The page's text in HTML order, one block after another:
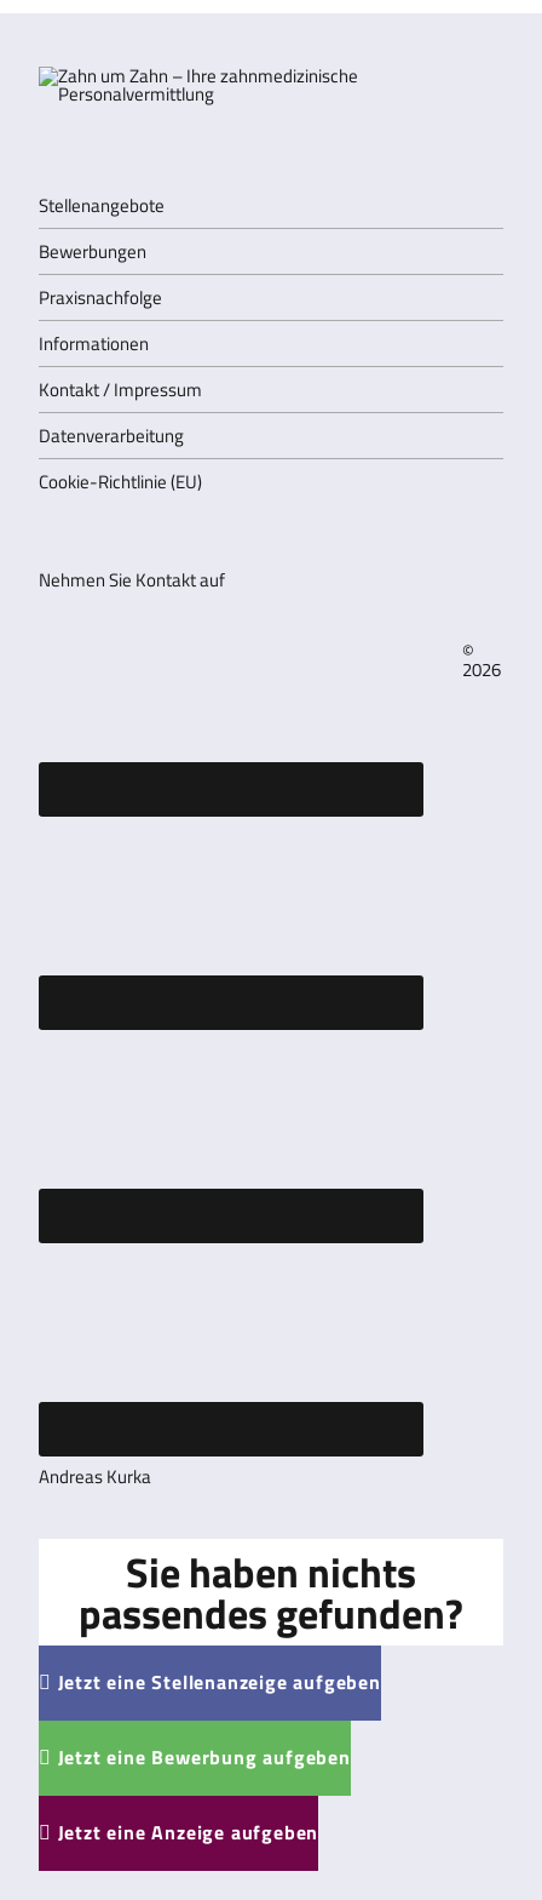
Stellenangebote
Bewerbungen
Praxisnachfolge
Informationen
Kontakt / Impressum
Datenverarbeitung
Cookie-Richtlinie (EU)
Nehmen Sie Kontakt auf
©
2026
Andreas Kurka
Sie haben nichts
passendes gefunden?
 Jetzt eine Stellenanzeige aufgeben
 Jetzt eine Bewerbung aufgeben
 Jetzt eine Anzeige aufgeben